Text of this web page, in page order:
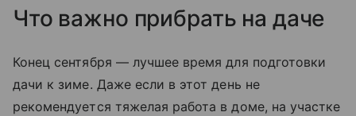
Что важно прибрать на даче
Конец сентября — лучшее время для подготовки
дачи к зиме. Даже если в этот день не
рекомендуется тяжелая работа в доме, на участке